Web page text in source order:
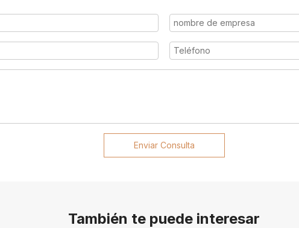
Enviar Consulta
También te puede interesar